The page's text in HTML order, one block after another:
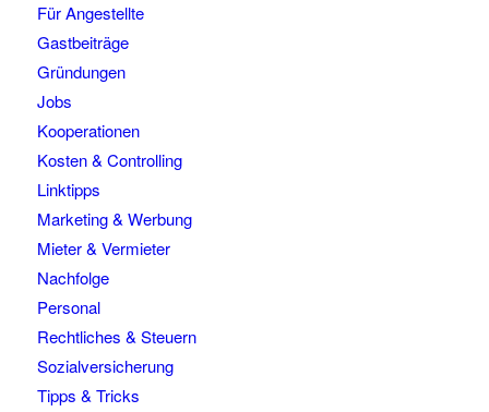
Für Angestellte
Gastbeiträge
Gründungen
Jobs
Kooperationen
Kosten & Controlling
Linktipps
Marketing & Werbung
Mieter & Vermieter
Nachfolge
Personal
Rechtliches & Steuern
Sozialversicherung
Tipps & Tricks